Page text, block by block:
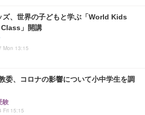
ズ、世界の子どもと学ぶ「World Kids
」開講
Mon 13:15
委、コロナの影響について小中学生を調
験
Fri 15:15